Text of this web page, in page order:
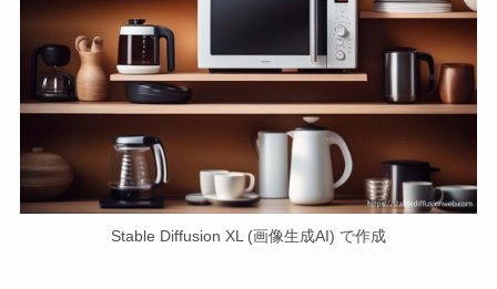
Stable Diffusion XL (画像生成AI) で作成